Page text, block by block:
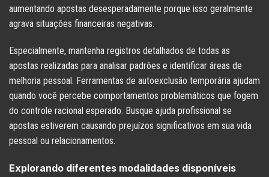
aumentando apostas desesperadamente porque isso geralmente
agrava situações financeiras negativas.
Especialmente, mantenha registros detalhados de todas as
apostas realizadas para analisar padrões e identificar áreas de
melhoria pessoal. Ferramentas de autoexclusão temporária ajudam
quando você percebe comportamentos problemáticos que fogem
do controle racional esperado. Busque ajuda profissional se
apostas estiverem causando prejuízos significativos em sua vida
pessoal ou relacionamentos.
Explorando diferentes modalidades disponíveis